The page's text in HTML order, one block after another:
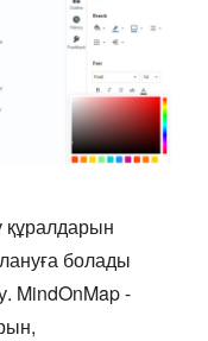
құралдарын
болады
MindOnMap -